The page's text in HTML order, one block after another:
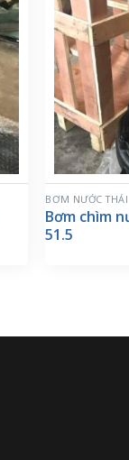
BƠM NƯỚC THẢI
Bơm chìm
51.5